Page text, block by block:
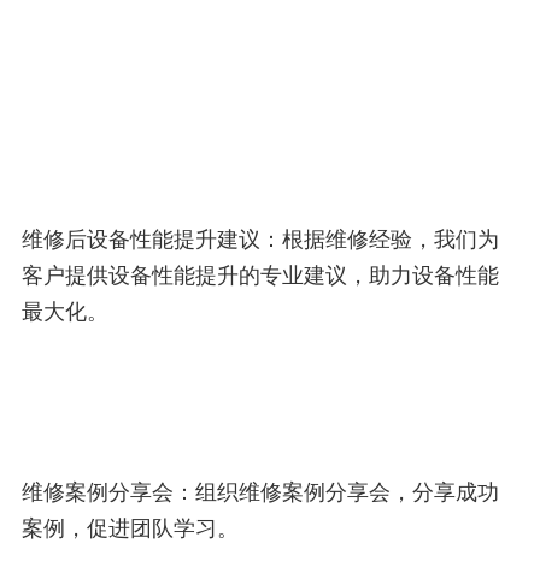
维修后设备性能提升建议：根据维修经验，我们为
客户提供设备性能提升的专业建议，助力设备性能
最大化。
维修案例分享会：组织维修案例分享会，分享成功
案例，促进团队学习。